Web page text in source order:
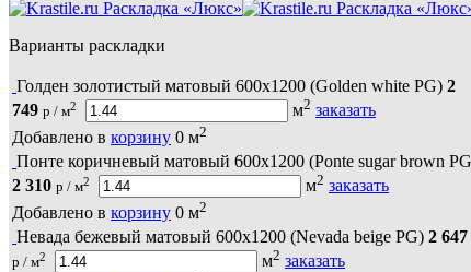
Раскладка «Люкс»
Раскладка
Варианты раскладки
Голден золотистый матовый 600х1200 (Golden white PG) 2
749 р / м2 м2 заказать
Добавлено в корзину 0 м2
Понте коричневый матовый 600х1200 (Ponte sugar brown
2 310 р / м2 м2 заказать
Добавлено в корзину 0 м2
Невада бежевый матовый 600х1200 (Nevada beige PG) 2 647
р / м2 м2 заказать